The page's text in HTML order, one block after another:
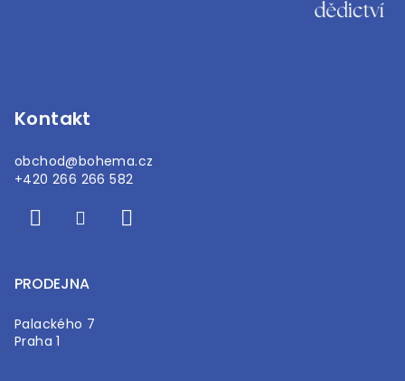
Kontakt
obchod@bohema.cz
+420 266 266 582
PRODEJNA
Palackého 7
Praha 1